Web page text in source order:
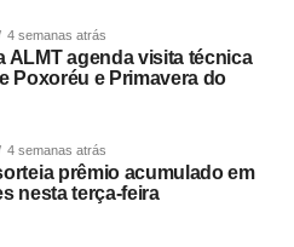
4 semanas atrás
ALMT agenda visita técnica
Poxoréu e Primavera do
4 semanas atrás
prêmio acumulado em
nesta terça-feira